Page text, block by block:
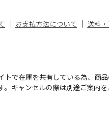
お支払方法について
送料
で在庫を共有している為、商
。キャンセルの際は別途ご案内